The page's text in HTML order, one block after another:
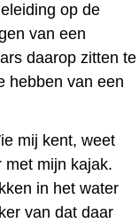
op de
van een
daarop zitten te
hebben van een
mij kent, weet
met mijn kajak.
in het water
van dat daar